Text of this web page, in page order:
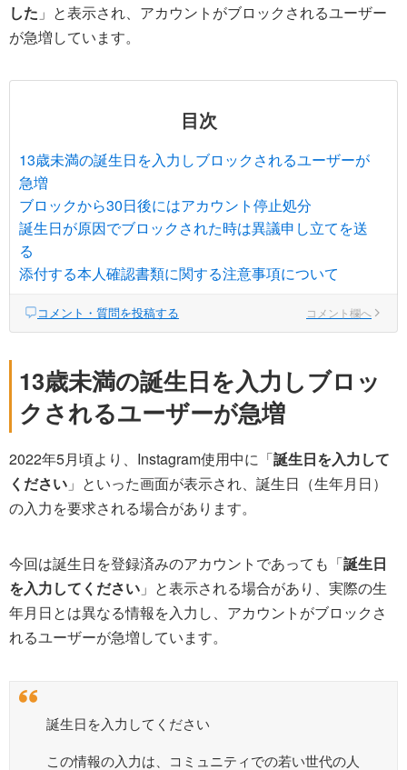
した 」と表示され、アカウントがブロックされるユーザー
が急増しています。
目次
13歳未満の誕生日を入力しブロックされるユーザーが
急増
ブロックから30日後にはアカウント停止処分
誕生日が原因でブロックされた時は異議申し立てを送
る
添付する本人確認書類に関する注意事項について
コメント・質問を投稿する コメント欄へ
13歳未満の誕生日を入力しブロッ
クされるユーザーが急増
2022年5月頃より、Instagram使用中に「誕生日を入力して
ください 」といった画面が表示され、誕生日（生年月日）
の入力を要求される場合があります。
今回は誕生日を登録済みのアカウントであっても「誕生日
を入力してください 」と表示される場合があり、実際の生
年月日とは異なる情報を入力し、アカウントがブロックさ
れるユーザーが急増しています。
誕生日を入力してください
この情報の入力は、コミュニティでの若い世代の人